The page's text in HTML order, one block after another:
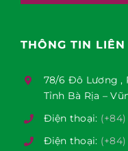
THÔNG TIN LIÊN
78/6 Đô Lương ,
Tỉnh Bà Rịa –
Điện thoại:
Điện thoại: